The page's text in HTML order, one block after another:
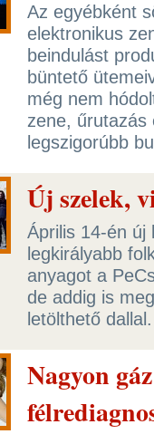
Az egyébként
elektronikus
beindulást
büntető
még nem
zene, űrutazás
legszigorúbb
Új szelek,
Április 14-én új
legkirályabb
anyagot a
de addig is
letölthető
Nagyon